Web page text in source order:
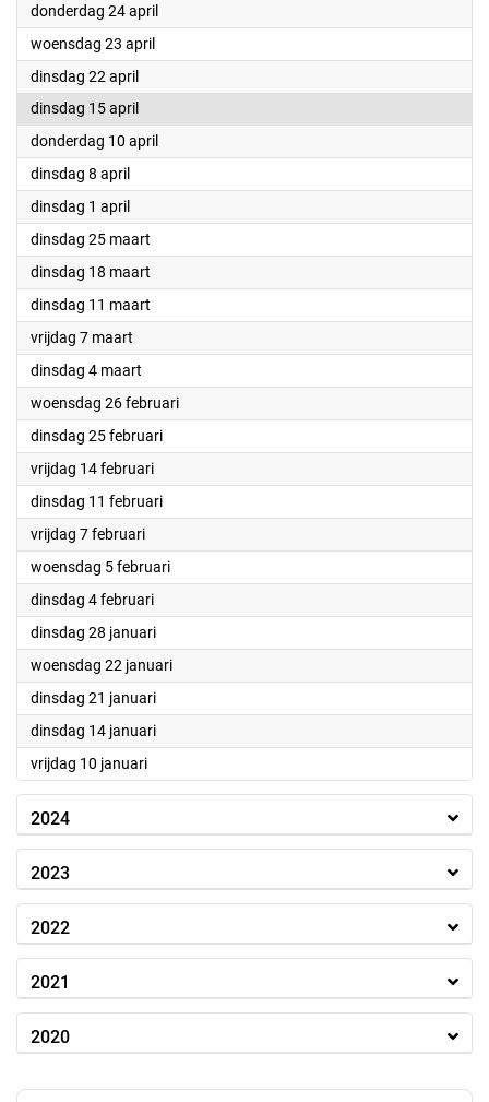
donderdag 24 april2025
woensdag 23 april2025
dinsdag 22 april2025
dinsdag 15 april2025
donderdag 10 april2025
dinsdag 8 april2025
dinsdag 1 april2025
dinsdag 25 maart
dinsdag 18 maart
dinsdag 11 maart
vrijdag 7 maart
dinsdag 4 maart
woensdag 26 februari2025
dinsdag 25 februari2025
vrijdag 14 februari2025
dinsdag 11 februari2025
vrijdag 7 februari2025
woensdag 5 februari2025
dinsdag 4 februari2025
dinsdag 28 januari2025
woensdag 22 januari2025
dinsdag 21 januari2025
dinsdag 14 januari2025
vrijdag 10 januari2025
2024
2023
2022
2021
2020